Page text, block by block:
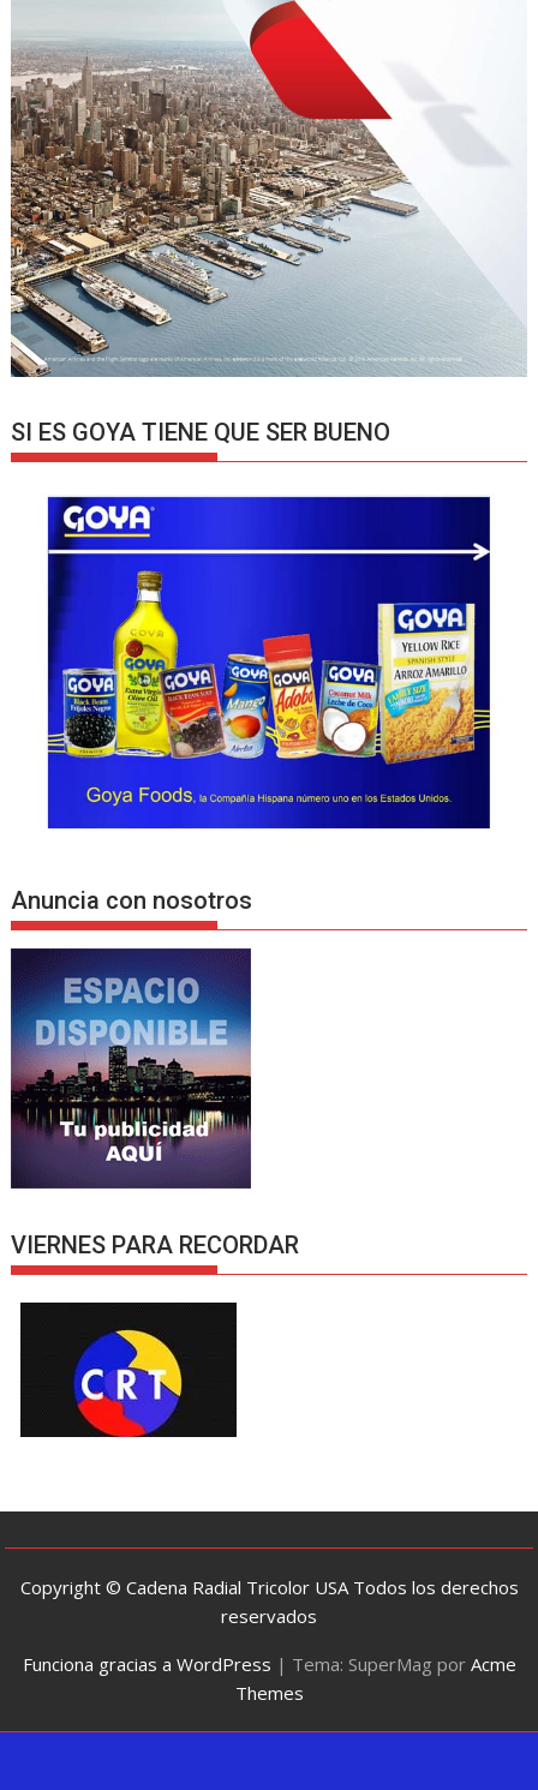
SI ES GOYA TIENE QUE SER BUENO
Anuncia con nosotros
VIERNES PARA RECORDAR
Copyright © Cadena Radial Tricolor USA Todos los derechos
reservados
Funciona gracias a WordPress | Tema: SuperMag por Acme
Themes